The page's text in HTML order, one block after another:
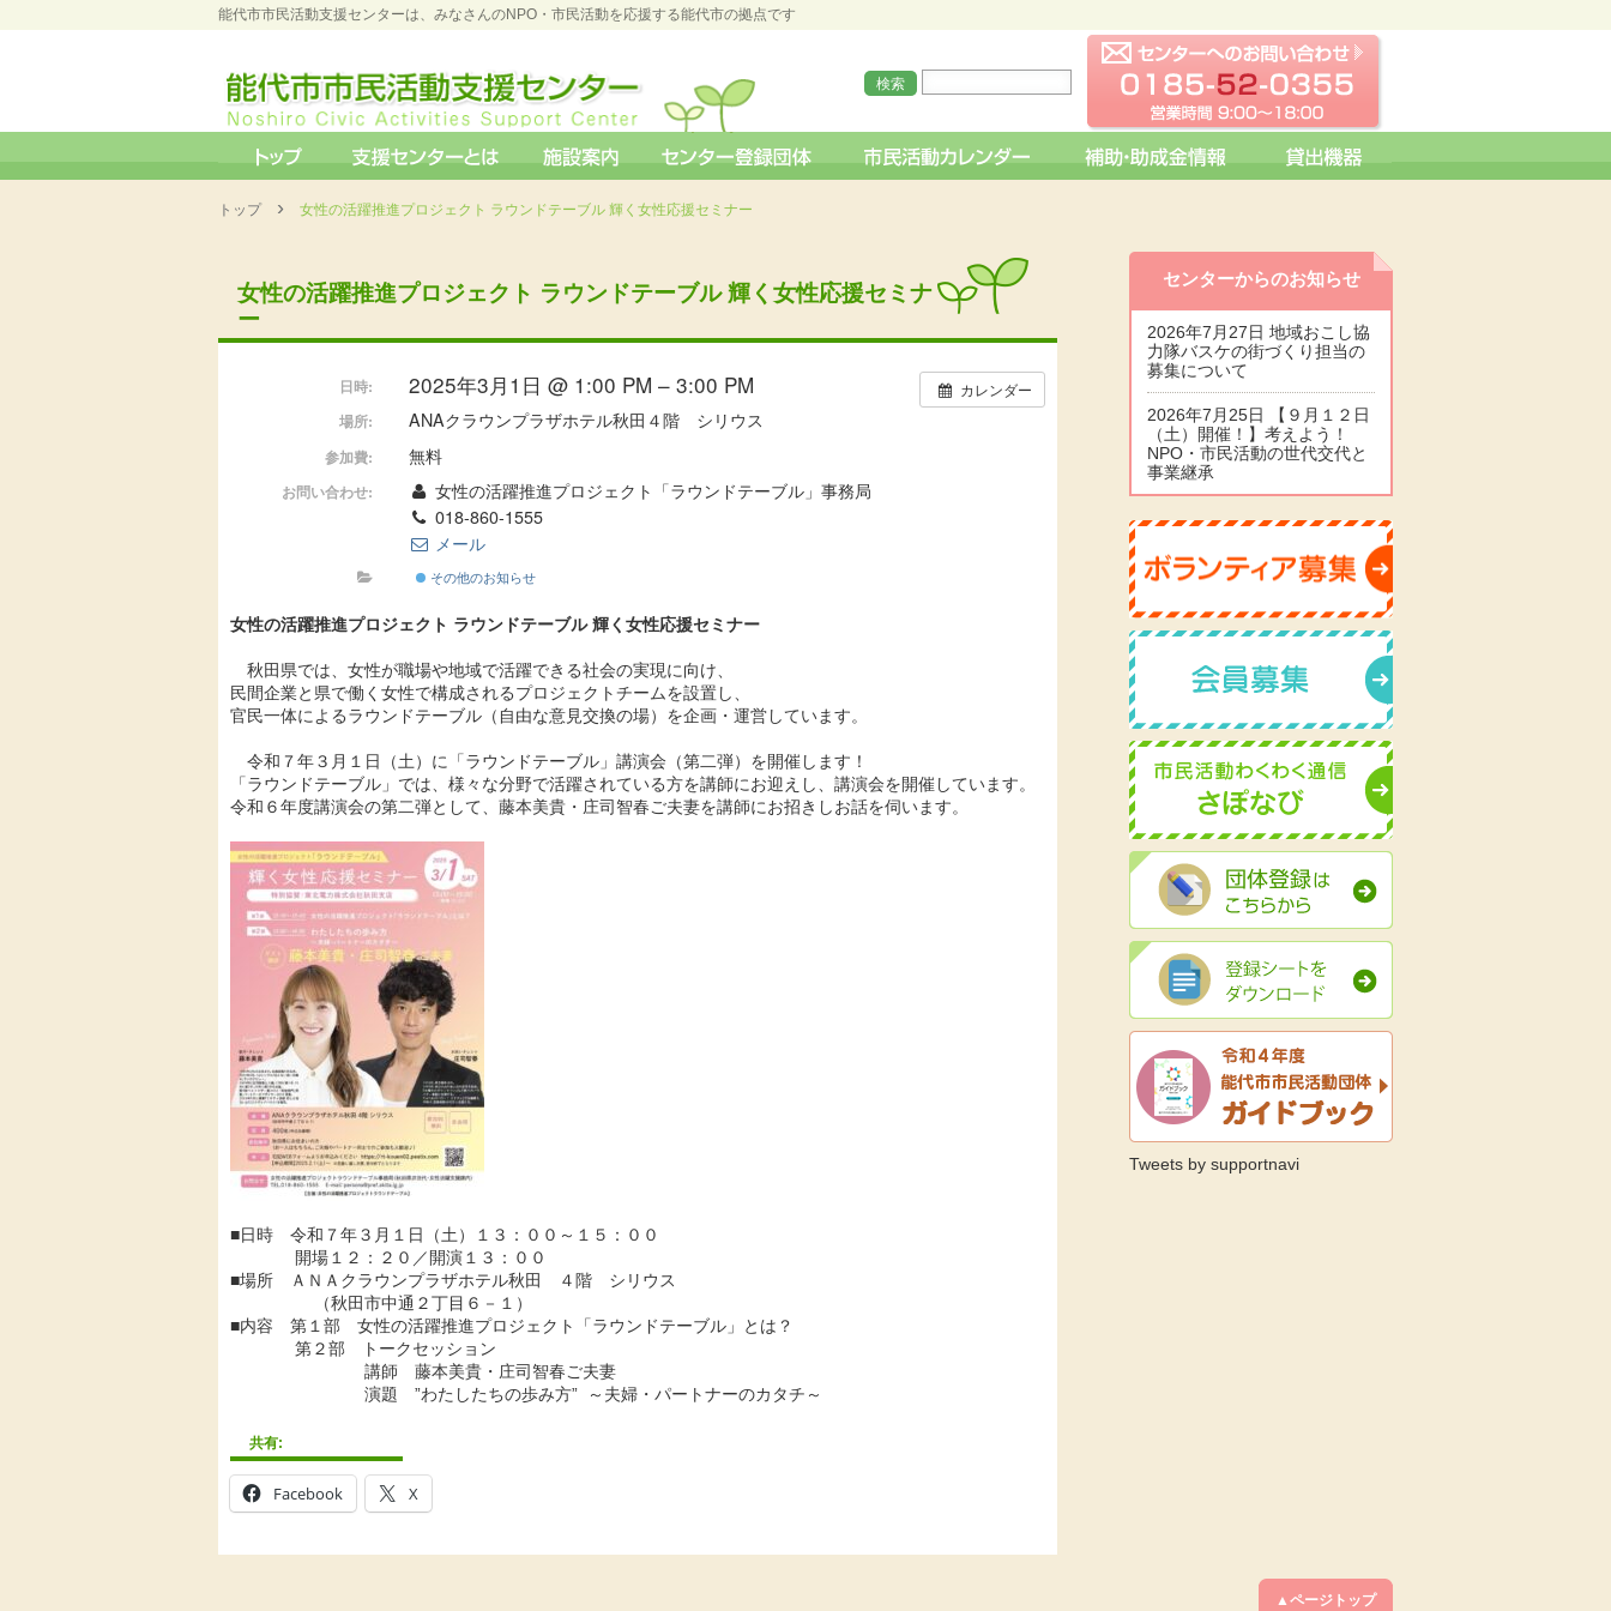
能代市市民活動支援センターは、みなさんのNPO・市民活動を応援する能代市の拠点です
トップ › 女性の活躍推進プロジェクト ラウンドテーブル 輝く女性応援セミナー
女性の活躍推進プロジェクト ラウンドテーブル 輝く女性応援セミナ
ー
カレンダー
日時: 2025年3月1日 @ 1:00 PM – 3:00 PM
場所: ANAクラウンプラザホテル秋田４階 シリウス
参加費: 無料
お問い合わせ:
女性の活躍推進プロジェクト「ラウンドテーブル」事務局
018-860-1555
メール
その他のお知らせ
女性の活躍推進プロジェクト ラウンドテーブル 輝く女性応援セミナー
秋田県では、女性が職場や地域で活躍できる社会の実現に向け、
民間企業と県で働く女性で構成されるプロジェクトチームを設置し、
官民一体によるラウンドテーブル（自由な意見交換の場）を企画・運営しています。
令和７年３月１日（土）に「ラウンドテーブル」講演会（第二弾）を開催します！
「ラウンドテーブル」では、様々な分野で活躍されている方を講師にお迎えし、講演会を開催しています。
令和６年度講演会の第二弾として、藤本美貴・庄司智春ご夫妻を講師にお招きしお話を伺います。
■日時 令和７年３月１日（土）１３：００～１５：００
開場１２：２０／開演１３：００
■場所 ＡＮＡクラウンプラザホテル秋田 ４階 シリウス
（秋田市中通２丁目６－１）
■内容 第１部 女性の活躍推進プロジェクト「ラウンドテーブル」とは？
第２部 トークセッション
講師 藤本美貴・庄司智春ご夫妻
演題 ”わたしたちの歩み方” ～夫婦・パートナーのカタチ～
共有:
Facebook X
センターからのお知らせ
2026年7月27日 地域おこし協
力隊バスケの街づくり担当の
募集について
2026年7月25日 【９月１２日
（土）開催！】考えよう！
NPO・市民活動の世代交代と
事業継承
Tweets by supportnavi
▲ページトップ